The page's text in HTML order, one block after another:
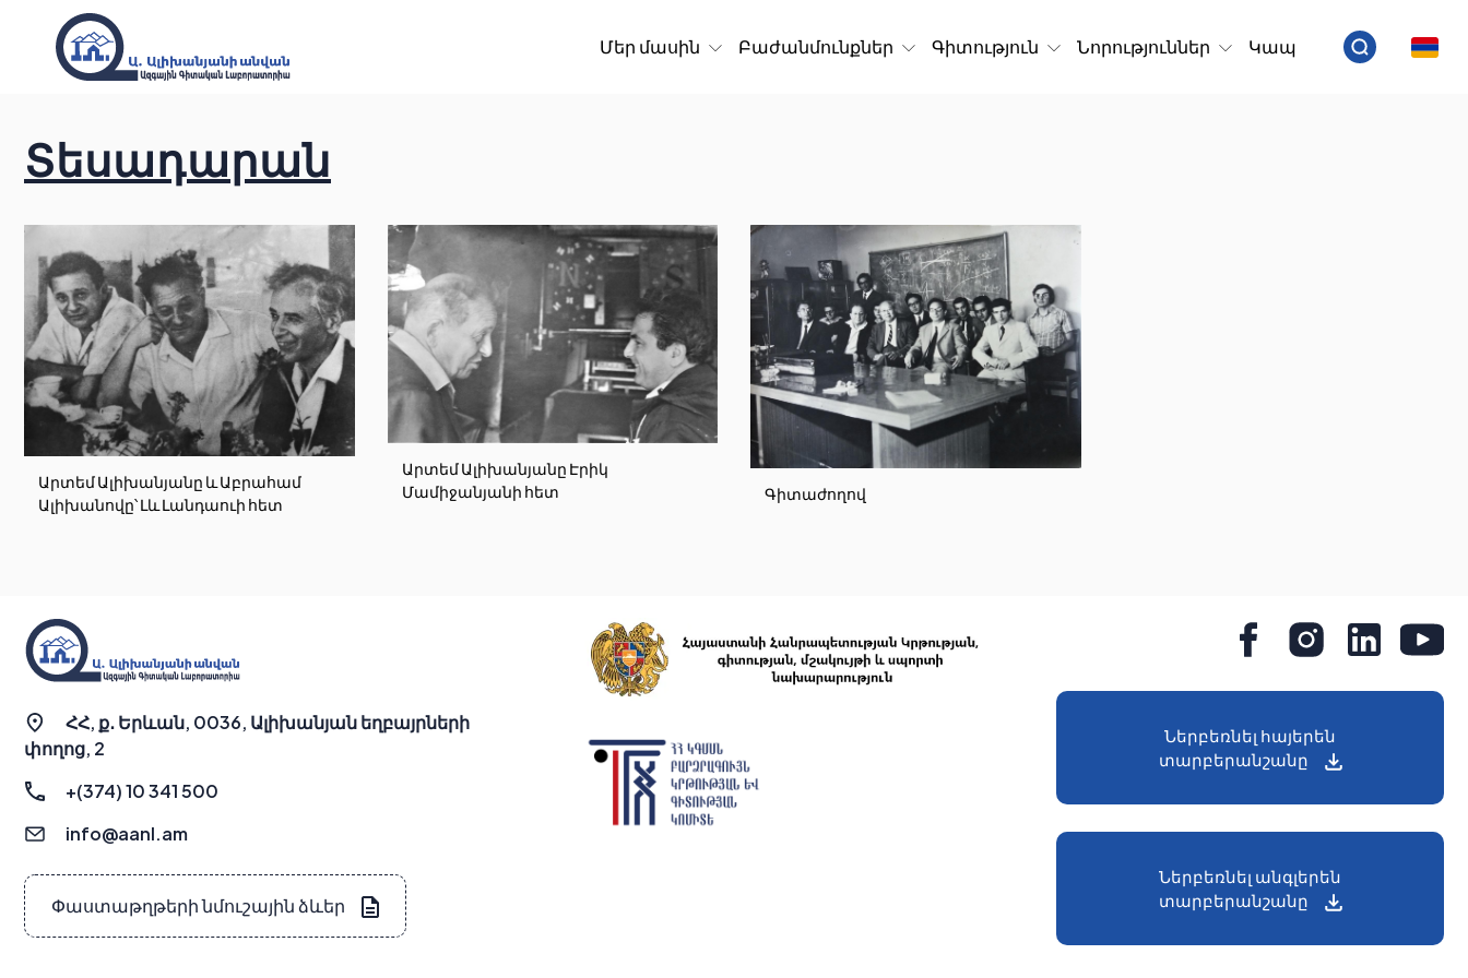
Մեր մասին Բաժանմունքներ Գիտություն Նորություններ Կապ
Տեսադարան
Արտեմ Ալիխանյանը և Աբրահամ
Ալիխանովը՝ Լև Լանդաուի հետ
Արտեմ Ալիխանյանը Էրիկ
Մամիջանյանի հետ
Գիտաժողով
ՀՀ, ք․ Երևան, 0036, Ալիխանյան եղբայրների
փողոց, 2
+(374) 10 341 500
info@aanl.am
Փաստաթղթերի նմուշային ձևեր
Ներբեռնել հայերեն
տարբերանշանը
Ներբեռնել անգլերեն
տարբերանշանը